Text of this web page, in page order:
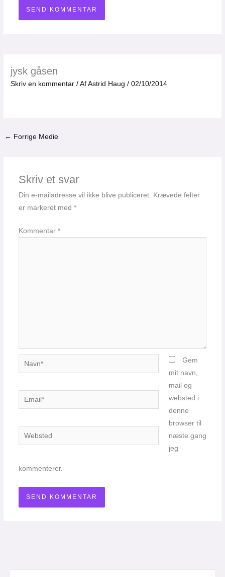
jysk gåsen
Skriv en kommentar / AfAstrid Haug/02/10/2014
← Forrige Medie
Skriv et svar
Din e-mailadresse vil ikke blive publiceret. Krævede felter
er markeret med *
Kommentar *
Navn*
Email*
Websted
Gem
mit navn,
mail og
websted i
denne
browser til
næste gang
jeg
kommenterer.